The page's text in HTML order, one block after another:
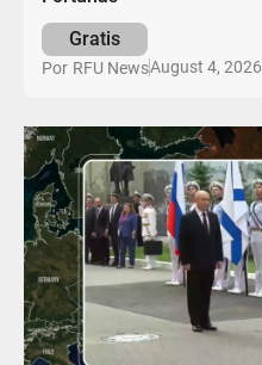
Gratis
Por RFU NewsAugust 4, 2026